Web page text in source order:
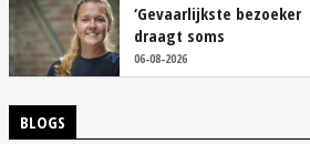
‘Gevaarlijkste bezoeker
draagt soms
overschoenen’
06-08-2026
BLOGS